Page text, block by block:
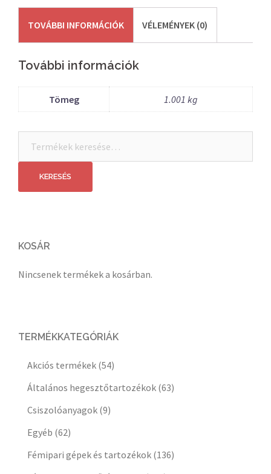
TOVÁBBI INFORMÁCIÓK VÉLEMÉNYEK (0)
További információk
Tömeg 1.001 kg
következőre:
KERESÉS
KOSÁR
Nincsenek termékek a kosárban.
TERMÉKKATEGÓRIÁK
Akciós termékek (54)
Általános hegesztőtartozékok (63)
Csiszolóanyagok (9)
Egyéb (62)
Fémipari gépek és tartozékok (136)